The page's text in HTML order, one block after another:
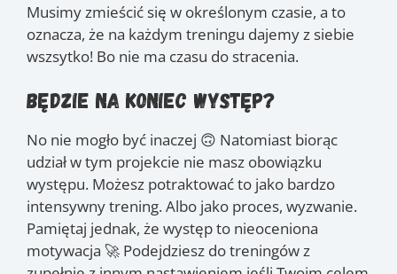
Musimy zmieścić się w określonym czasie, a to
oznacza, że na każdym treningu dajemy z siebie
wszsytko! Bo nie ma czasu do stracenia.
Będzie na koniec występ?
No nie mogło być inaczej 🙃 Natomiast biorąc
udział w tym projekcie nie masz obowiązku
występu. Możesz potraktować to jako bardzo
intensywny trening. Albo jako proces, wyzwanie.
Pamiętaj jednak, że występ to nieoceniona
motywacja 🚀 Podejdziesz do treningów z